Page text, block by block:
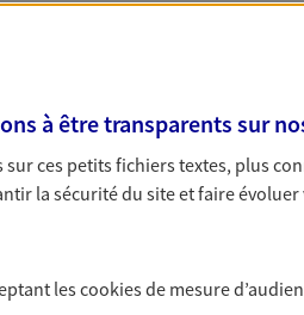
AXA France
Sur-Seine
NOUS CONTACTER
à la recherche d'une
aux nombreuses
rapidement rencontrer nos
à être transparents sur
ces petits fichiers textes, plus
la sécurité du site et faire
lescookiesde mesure